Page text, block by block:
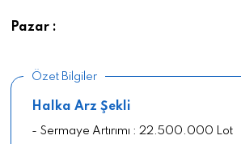
Pazar :
Özet Bilgiler
Halka Arz Şekli
- Sermaye Artırımı : 22.500.000 Lot